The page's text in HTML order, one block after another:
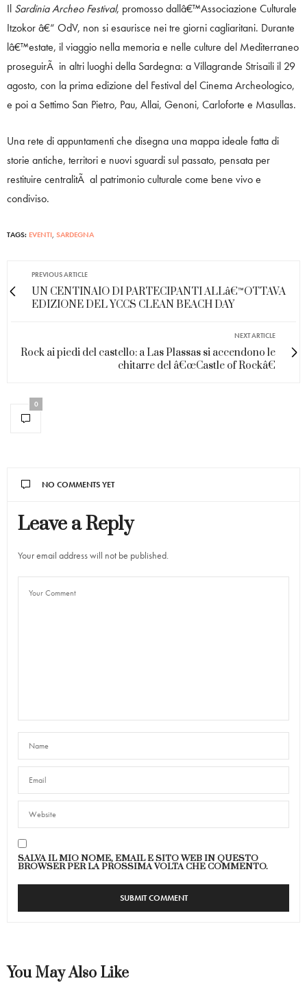
Il Sardinia Archeo Festival, promosso dallâ€™Associazione Culturale
Itzokor â€“ OdV, non si esaurisce nei tre giorni cagliaritani. Durante
lâ€™estate, il viaggio nella memoria e nelle culture del Mediterraneo
proseguirÃ in altri luoghi della Sardegna: a Villagrande Strisaili il 29
agosto, con la prima edizione del Festival del Cinema Archeologico,
e poi a Settimo San Pietro, Pau, Allai, Genoni, Carloforte e Masullas.
Una rete di appuntamenti che disegna una mappa ideale fatta di
storie antiche, territori e nuovi sguardi sul passato, pensata per
restituire centralitÃ al patrimonio culturale come bene vivo e
condiviso.
TAGS: EVENTI SARDEGNA
PREVIOUS ARTICLE
UN CENTINAIO DI PARTECIPANTI ALLâ€™OTTAVA
EDIZIONE DEL YCCS CLEAN BEACH DAY
NEXT ARTICLE
Rock ai piedi del castello: a Las Plassas si accendono le
chitarre del â€œCastle of Rockâ€
0
NO COMMENTS YET
Leave a Reply
Your email address will not be published.
SALVA IL MIO NOME, EMAIL E SITO WEB IN QUESTO
BROWSER PER LA PROSSIMA VOLTA CHE COMMENTO.
You May Also Like